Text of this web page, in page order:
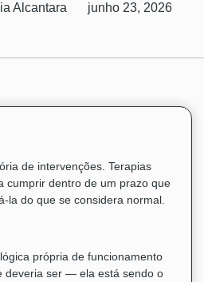
Alcantara junho 23, 2026
de intervenções. Terapias
cumprir dentro de um prazo que
la do que se considera normal.
própria de funcionamento
deveria ser — ela está sendo o